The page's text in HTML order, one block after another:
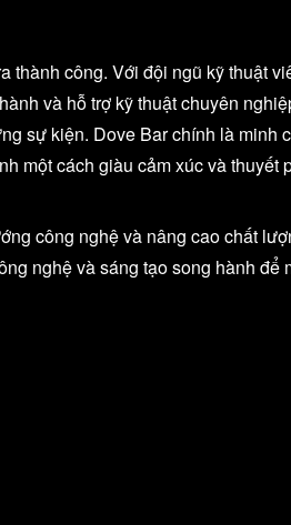
công. Với đội ngũ kỹ thuật
và hỗ trợ kỹ thuật chuyên
sự kiện. Dove Bar chính là minh
một cách giàu cảm xúc và thuyết
công nghệ và nâng cao chất
nghệ và sáng tạo song hành để